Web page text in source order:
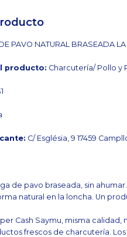
PAVO NATURAL BRASEADA LA
producto: Charcutería/ Pollo y
C/ Església, 9 17459
de pavo braseada, sin
natural en la loncha. Un
Cash Saymu, misma
frescos de charcutería.